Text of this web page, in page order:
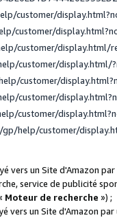
customer/
customer/
customer/display.html/
customer/display.html/
customer/
customer/
customer/
help/customer/
vers un Site d'Amazon
service de publicité
Moteur de recherche ») ;
vers un Site d'Amazon